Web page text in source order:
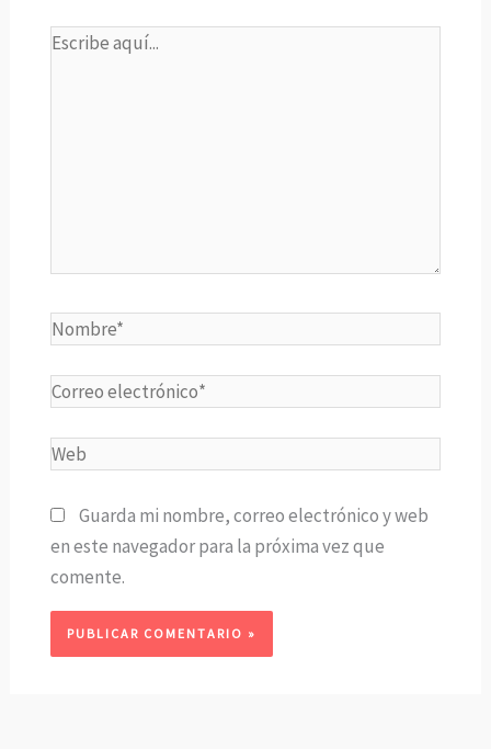
Escribe
Nombre*
Correo
Web
Guarda mi nombre, correo electrónico y web
en este navegador para la próxima vez que
comente.